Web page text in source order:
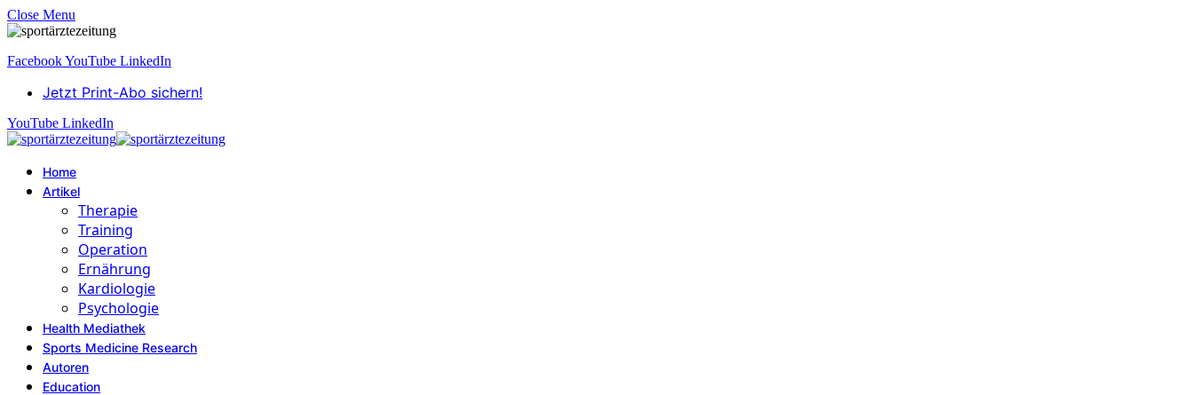
Close Menu
FacebookYouTube LinkedIn
Jetzt Print-Abo sichern!
YouTube LinkedIn
Home
Artikel
Therapie
Training
Operation
Ernährung
Kardiologie
Psychologie
Health Mediathek
Sports Medicine Research
Autoren
Education